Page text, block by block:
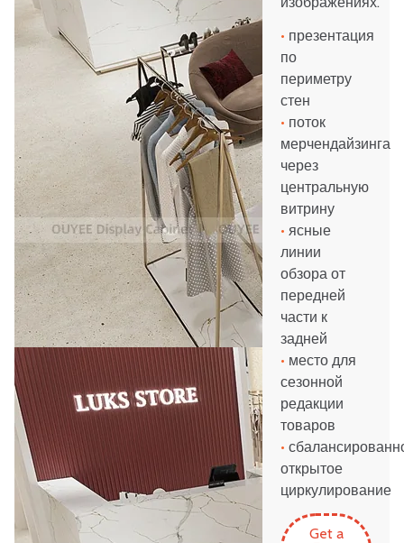
• презентация
по
периметру
стен
• поток
мерчендайзинга
через
центральную
витрину
• ясные
линии
обзора от
передней
части к
задней
• место для
сезонной
редакции
товаров
•
открытое
циркулирование
Get a